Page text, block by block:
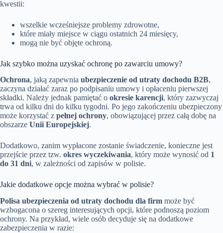
kwestii:
wszelkie wcześniejsze problemy zdrowotne,
które miały miejsce w ciągu ostatnich 24 miesięcy,
mogą nie być objęte ochroną.
Jak szybko można uzyskać ochronę po zawarciu umowy?
Ochrona, jaką zapewnia ubezpieczenie od utraty dochodu B2B,
zaczyna działać zaraz po podpisaniu umowy i opłaceniu pierwszej
składki. Należy jednak pamiętać o okresie karencji, który zazwyczaj
trwa od kilku dni do kilku tygodni. Po jego zakończeniu ubezpieczony
może korzystać z pełnej ochrony, obowiązującej przez całą dobę na
obszarze Unii Europejskiej.
Dodatkowo, zanim wypłacone zostanie świadczenie, konieczne jest
przejście przez tzw. okres wyczekiwania, który może wynosić od 1
do 31 dni, w zależności od zapisów w polisie.
Jakie dodatkowe opcje można wybrać w polisie?
Polisa ubezpieczenia od utraty dochodu dla firm może być
wzbogacona o szereg interesujących opcji, które podnoszą poziom
ochrony. Na przykład, wiele osób decyduje się na dodatkowe
zabezpieczenia w razie: